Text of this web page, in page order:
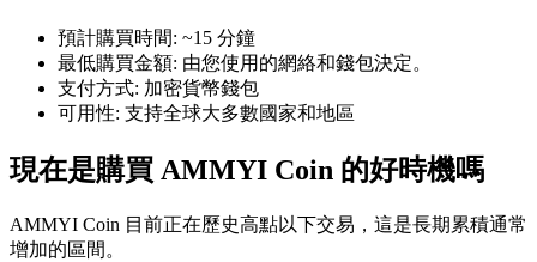
幣本位永續
以數字貨幣為保證金的永續合約
美股、外匯、貴金屬及大宗商品衍生性商品
預計購買時間: ~15 分鐘
最低購買金額: 由您使用的網絡和錢包決定。
支付方式: 加密貨幣錢包
可用性: 支持全球大多數國家和地區
現在是購買 AMMYI Coin 的好時機嗎
AMMYI Coin 目前正在歷史高點以下交易，這是長期累積通常
增加的區間。